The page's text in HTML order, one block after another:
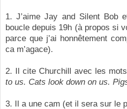
1. J’aime Jay and Silent Bob
boucle depuis 19h (à propos si
parce que j’ai honnêtement
ca m’agace).
2. Il cite Churchill avec les
to us. Cats look down on us.
3. Il a une cam (et il sera sur le